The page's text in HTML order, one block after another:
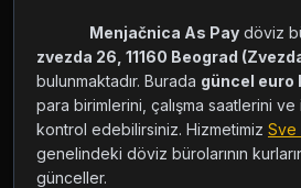
Menjačnica As Pay döviz
zvezda 26, 11160 Beograd
bulunmaktadır. Burada güncel euro
para birimlerini, çalışma saatlerini
kontrol edebilirsiniz. Hizmetimiz Sve
genelindeki döviz bürolarının
günceller.